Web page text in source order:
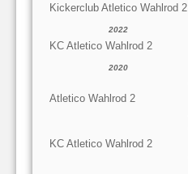
Kickerclub Atletico Wahlrod 2
2022
KC Atletico Wahlrod 2
2020
Atletico Wahlrod 2
KC Atletico Wahlrod 2